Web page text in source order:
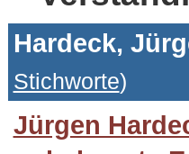
Hardeck,
Stichworte)
Jürgen